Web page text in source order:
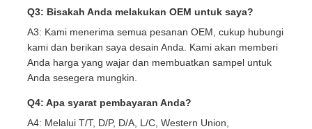
Q3: Bisakah Anda melakukan OEM untuk saya?
A3: Kami menerima semua pesanan OEM, cukup hubungi
kami dan berikan saya desain Anda. Kami akan memberi
Anda harga yang wajar dan membuatkan sampel untuk
Anda sesegera mungkin.
Q4: Apa syarat pembayaran Anda?
A4: Melalui T/T, D/P, D/A, L/C, Western Union,